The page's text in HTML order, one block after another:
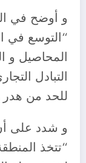
و أوضح في
“التوسع في
المحاصيل و
التبادل
للحد من هدر
و شدد على أن
“تتخذ